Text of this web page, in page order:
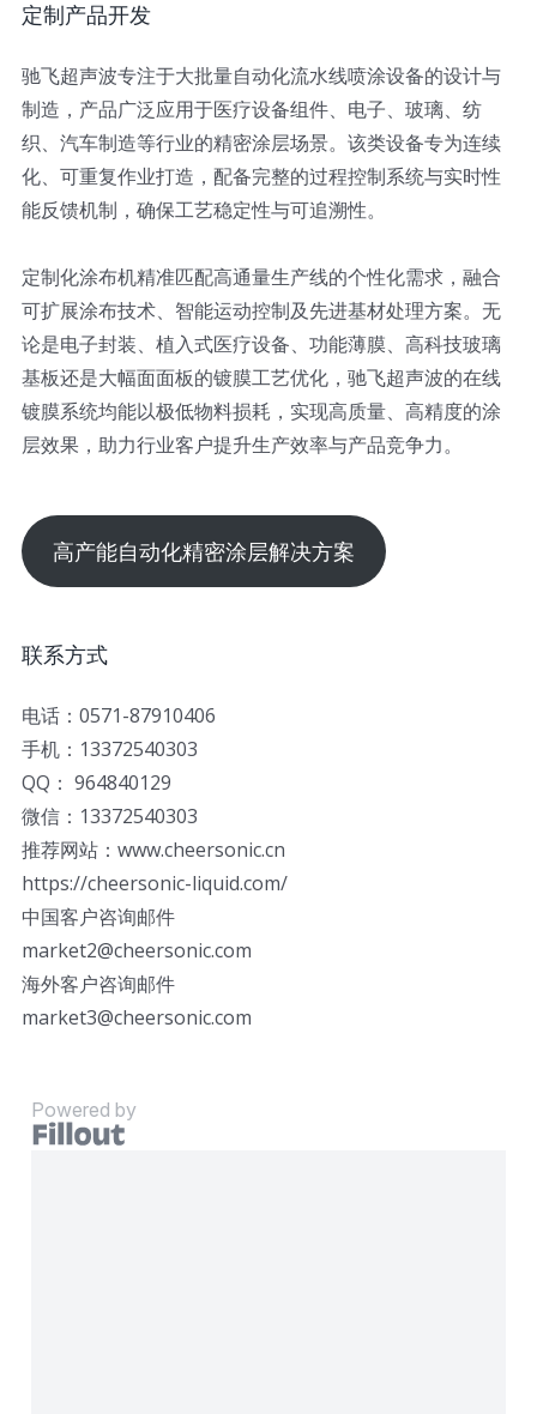
定制产品开发
驰飞超声波专注于大批量自动化流水线喷涂设备的设计与
制造，产品广泛应用于医疗设备组件、电子、玻璃、纺
织、汽车制造等行业的精密涂层场景。该类设备专为连续
化、可重复作业打造，配备完整的过程控制系统与实时性
能反馈机制，确保工艺稳定性与可追溯性。
定制化涂布机精准匹配高通量生产线的个性化需求，融合
可扩展涂布技术、智能运动控制及先进基材处理方案。无
论是电子封装、植入式医疗设备、功能薄膜、高科技玻璃
基板还是大幅面面板的镀膜工艺优化，驰飞超声波的在线
镀膜系统均能以极低物料损耗，实现高质量、高精度的涂
层效果，助力行业客户提升生产效率与产品竞争力。
高产能自动化精密涂层解决方案
联系方式
电话：0571-87910406
手机：13372540303
QQ： 964840129
微信：13372540303
推荐网站：www.cheersonic.cn
https://cheersonic-liquid.com/
中国客户咨询邮件
market2@cheersonic.com
海外客户咨询邮件
market3@cheersonic.com